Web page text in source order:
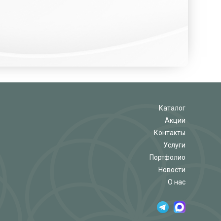
Каталог
Акции
Контакты
Услуги
Портфолио
Новости
О нас